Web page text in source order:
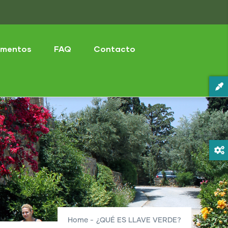
FAQ Contacto
Home - ¿QUÉ ES LLAVE VERDE?